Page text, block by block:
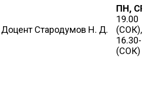
Доцент Стародумов Н. Д.
ПН, СР
19.00
(СОК),
16.30-
(СОК)